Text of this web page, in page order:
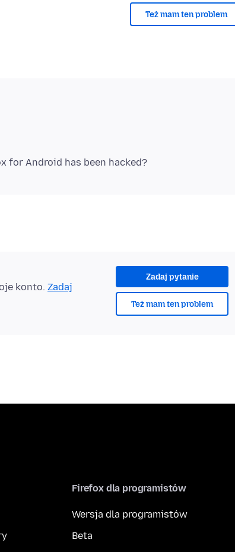
Też mam ten problem
Zadaj pytanie
Też mam ten problem
konto. Zadaj
Firefox dla programistów
Wersja dla programistów
Beta